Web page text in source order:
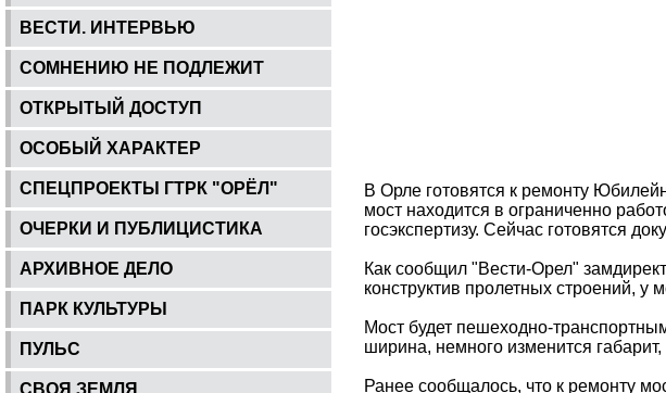
ВЕСТИ. ИНТЕРВЬЮ
СОМНЕНИЮ НЕ ПОДЛЕЖИТ
ОТКРЫТЫЙ ДОСТУП
ОСОБЫЙ ХАРАКТЕР
СПЕЦПРОЕКТЫ ГТРК "ОРЁЛ"
ОЧЕРКИ И ПУБЛИЦИСТИКА
АРХИВНОЕ ДЕЛО
ПАРК КУЛЬТУРЫ
ПУЛЬС
СВОЯ ЗЕМЛЯ
В Орле готовятся к ремонту
мост находится в ограниченно
госэкспертизу. Сейчас готовятся
Как сообщил "Вести-Орел"
конструктив пролетных строений, у
Мост будет пешеходно-
ширина, немного изменится
Ранее сообщалось, что к ремонту